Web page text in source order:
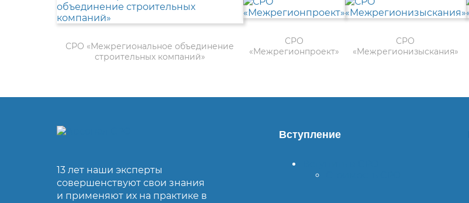
СРО «Межрегиональное объединение
строительных компаний»
СРО
«Межрегионпроект»
СРО
«Межрегионизыскания»
13 лет наши эксперты
совершенствуют свои знания
и применяют их на практике в
Вступление